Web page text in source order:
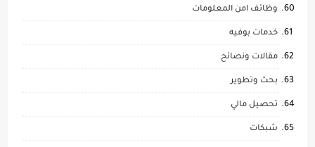
وظائف امن المعلومات
خدمات بوفيه
مقالات ونصائح
بحث وتطوير
تحصيل مالي
شبكات